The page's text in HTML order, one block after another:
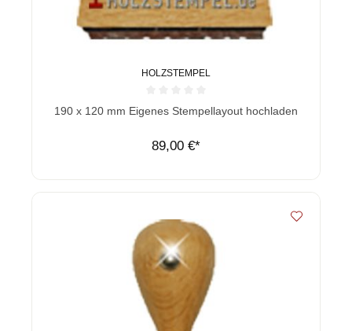
HOLZSTEMPEL
Durchschnittliche Bewertung von 0 von 5 Sternen
190 x 120 mm Eigenes Stempellayout hochladen
89,00 €*